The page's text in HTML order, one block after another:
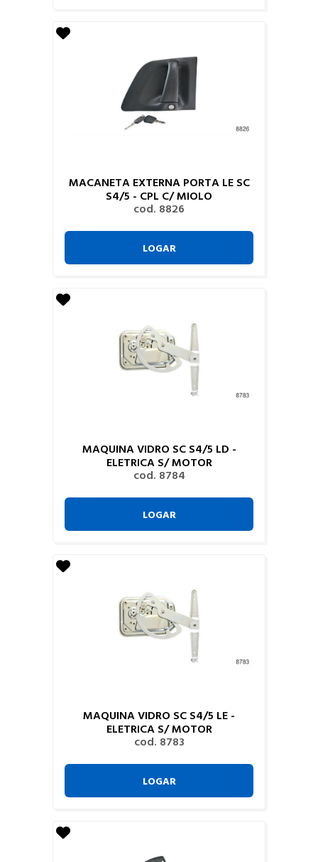
MACANETA EXTERNA PORTA LE SC
S4/5 - CPL C/ MIOLO
cod. 8826
LOGAR
MAQUINA VIDRO SC S4/5 LD -
ELETRICA S/ MOTOR
cod. 8784
LOGAR
MAQUINA VIDRO SC S4/5 LE -
ELETRICA S/ MOTOR
cod. 8783
LOGAR